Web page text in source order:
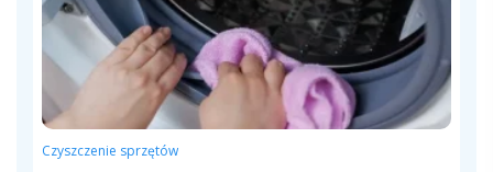
Czyszczenie sprzętów